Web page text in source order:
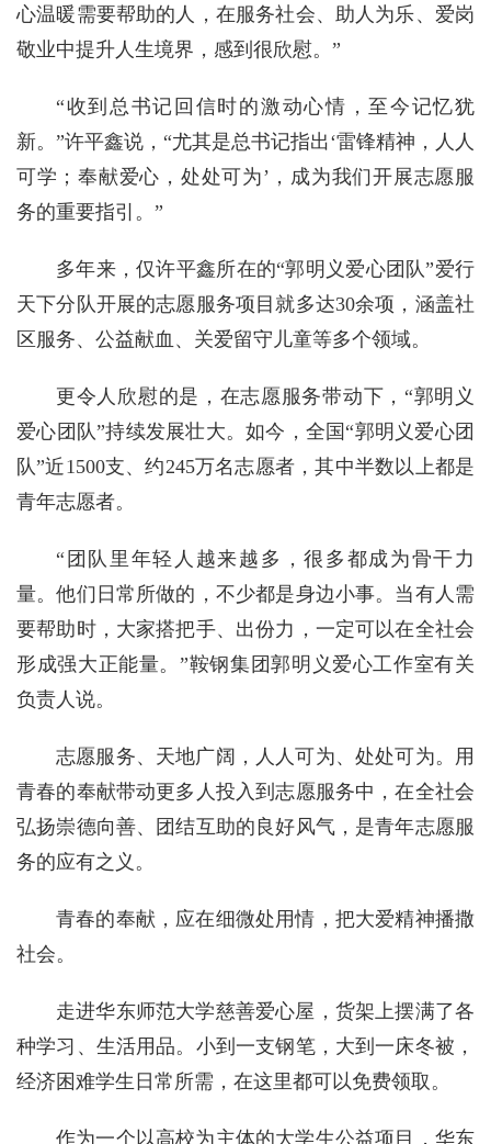
心温暖需要帮助的人，在服务社会、助人为乐、爱岗
敬业中提升人生境界，感到很欣慰。”
“收到总书记回信时的激动心情，至今记忆犹
新。”许平鑫说，“尤其是总书记指出‘雷锋精神，人人
可学；奉献爱心，处处可为’，成为我们开展志愿服
务的重要指引。”
多年来，仅许平鑫所在的“郭明义爱心团队”爱行
天下分队开展的志愿服务项目就多达30余项，涵盖社
区服务、公益献血、关爱留守儿童等多个领域。
更令人欣慰的是，在志愿服务带动下，“郭明义
爱心团队”持续发展壮大。如今，全国“郭明义爱心团
队”近1500支、约245万名志愿者，其中半数以上都是
青年志愿者。
“团队里年轻人越来越多，很多都成为骨干力
量。他们日常所做的，不少都是身边小事。当有人需
要帮助时，大家搭把手、出份力，一定可以在全社会
形成强大正能量。”鞍钢集团郭明义爱心工作室有关
负责人说。
志愿服务、天地广阔，人人可为、处处可为。用
青春的奉献带动更多人投入到志愿服务中，在全社会
弘扬崇德向善、团结互助的良好风气，是青年志愿服
务的应有之义。
青春的奉献，应在细微处用情，把大爱精神播撒
社会。
走进华东师范大学慈善爱心屋，货架上摆满了各
种学习、生活用品。小到一支钢笔，大到一床冬被，
经济困难学生日常所需，在这里都可以免费领取。
作为一个以高校为主体的大学生公益项目，华东